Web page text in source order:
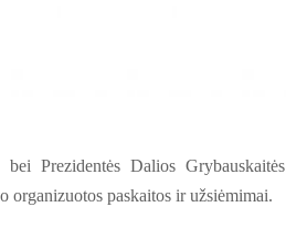
Prezidentės Dalios Grybauskaitės
organizuotos paskaitos ir užsiėmimai.